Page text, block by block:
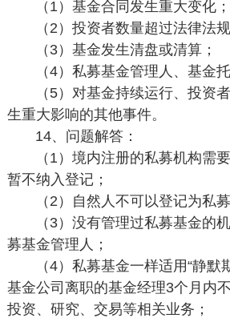
（1）基金合同发生重大变化；
（2）投资者数量超过法律法
（3）基金发生清盘或清算；
（4）私募基金管理人、基金
（5）对基金持续运行、投资
生重大影响的其他事件。
14、问题解答：
（1）境内注册的私募机构需
暂不纳入登记；
（2）自然人不可以登记为私
（3）没有管理过私募基金的
募基金管理人；
（4）私募基金一样适用“静默
基金公司离职的基金经理3个月内
投资、研究、交易等相关业务；